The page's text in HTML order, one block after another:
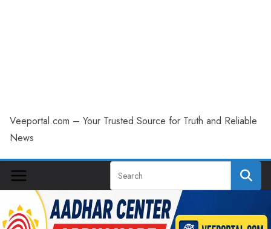
Veeportal.com – Your Trusted Source for Truth and Reliable
News